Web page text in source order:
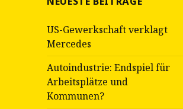
US-Gewerkschaft verklagt
Mercedes
Autoindustrie: Endspiel für
Arbeitsplätze und
Kommunen?